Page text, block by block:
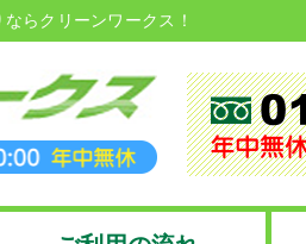
らクリーンワークス！